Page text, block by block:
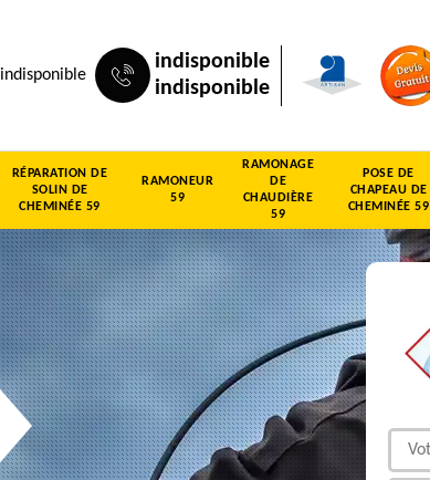
indisponible
indisponible
indisponible
RÉPARATION DE
SOLIN DE
CHEMINÉE 59
RAMONEUR
59
RAMONAGE
DE
CHAUDIÈRE
59
POSE DE
CHAPEAU DE
CHEMINÉE 59